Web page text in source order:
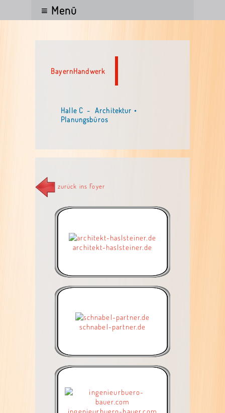
≡ Menü
BayernHandwerk
Halle C - Architektur •
Planungsbüros
zurück ins Foyer
architekt-haslsteiner.de
schnabel-partner.de
ingenieurbuero-bauer.com